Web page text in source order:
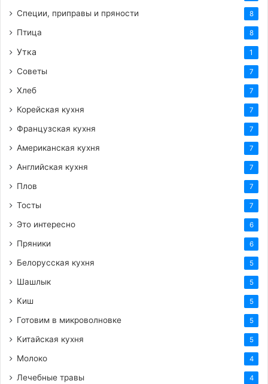
Специи, приправы и пряности 8
Птица 8
Утка 1
Советы 7
Хлеб 7
Корейская кухня 7
Французская кухня 7
Американская кухня 7
Английская кухня 7
Плов 7
Тосты 7
Это интересно 6
Пряники 6
Белорусская кухня 5
Шашлык 5
Киш 5
Готовим в микроволновке 5
Китайская кухня 5
Молоко 4
Лечебные травы 4